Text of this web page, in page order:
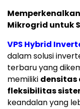
Mikrogrid untuk
VPS Hybrid
dalam solusi
terbaru yang
memiliki densitas
fleksibilitas
keandalan yang